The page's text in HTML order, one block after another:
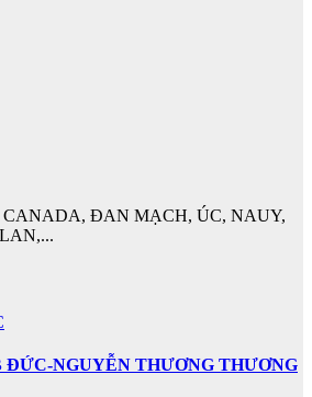
CANADA, ĐAN MẠCH, ÚC, NAUY,
ĐỨC-NGUYỄN THƯƠNG THƯƠNG